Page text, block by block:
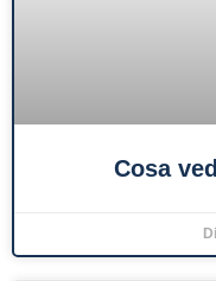
Cosa